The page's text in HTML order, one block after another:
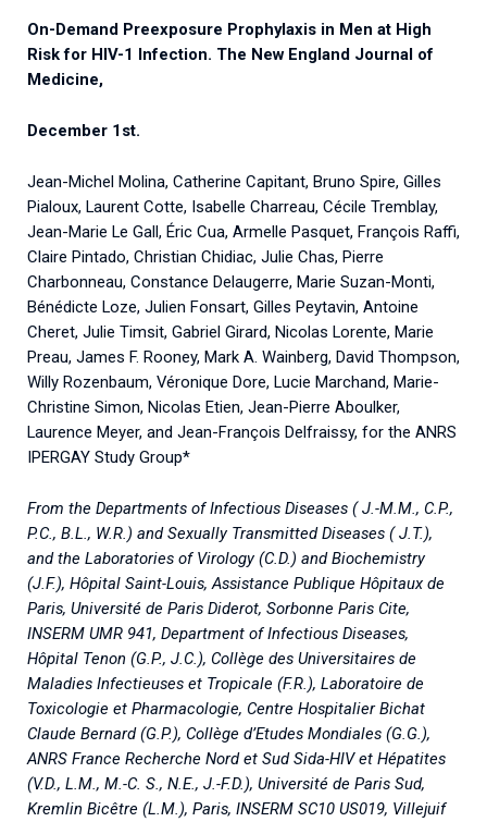
On-Demand Preexposure Prophylaxis in Men at High
Risk for HIV-1 Infection. The New England Journal of
Medicine,
December 1st.
Jean-Michel Molina, Catherine Capitant, Bruno Spire, Gilles
Pialoux, Laurent Cotte, Isabelle Charreau, Cécile Tremblay,
Jean-Marie Le Gall, Éric Cua, Armelle Pasquet, François Raffi,
Claire Pintado, Christian Chidiac, Julie Chas, Pierre
Charbonneau, Constance Delaugerre, Marie Suzan-Monti,
Bénédicte Loze, Julien Fonsart, Gilles Peytavin, Antoine
Cheret, Julie Timsit, Gabriel Girard, Nicolas Lorente, Marie
Preau, James F. Rooney, Mark A. Wainberg, David Thompson,
Willy Rozenbaum, Véronique Dore, Lucie Marchand, Marie-
Christine Simon, Nicolas Etien, Jean-Pierre Aboulker,
Laurence Meyer, and Jean-François Delfraissy, for the ANRS
IPERGAY Study Group*
From the Departments of Infectious Diseases ( J.-M.M., C.P.,
P.C., B.L., W.R.) and Sexually Transmitted Diseases ( J.T.),
and the Laboratories of Virology (C.D.) and Biochemistry
(J.F.), Hôpital Saint-Louis, Assistance Publique Hôpitaux de
Paris, Université de Paris Diderot, Sorbonne Paris Cite,
INSERM UMR 941, Department of Infectious Diseases,
Hôpital Tenon (G.P., J.C.), Collège des Universitaires de
Maladies Infectieuses et Tropicale (F.R.), Laboratoire de
Toxicologie et Pharmacologie, Centre Hospitalier Bichat
Claude Bernard (G.P.), Collège d’Etudes Mondiales (G.G.),
ANRS France Recherche Nord et Sud Sida-HIV et Hépatites
(V.D., L.M., M.-C. S., N.E., J.-F.D.), Université de Paris Sud,
Kremlin Bicêtre (L.M.), Paris, INSERM SC10 US019, Villejuif